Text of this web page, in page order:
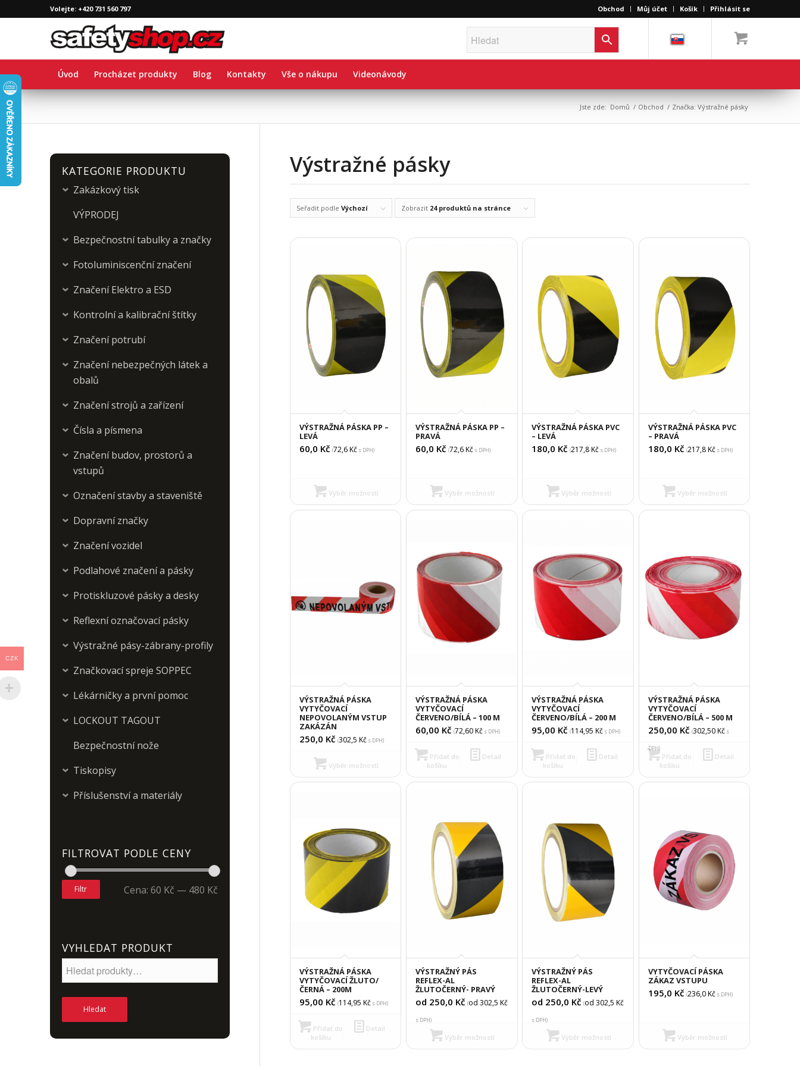
Obchod Můj účet Košík Přihlásit se
Volejte: +420 731 560 797
Úvod Procházet produkty Blog Kontakty Vše o nákupu Videonávody
Jste zde: Domů / Obchod / Značka: Výstražné pásky
Výstražné pásky
Seřadit podle Výchozí Zobrazit 24 produktů na stránce
VÝSTRAŽNÁ PÁSKA PP –
LEVÁ
60,0 Kč (72,6Kčs DPH)
Výběr možností
VÝSTRAŽNÁ PÁSKA PP –
PRAVÁ
60,0 Kč (72,6Kč s DPH)
Výběr možností
VÝSTRAŽNÁ PÁSKA PVC
– LEVÁ
180,0 Kč (217,8Kč s DPH)
Výběr možností
VÝSTRAŽNÁ PÁSKA PVC
– PRAVÁ
180,0 Kč (217,8Kčs DPH)
Výběr možností
VÝSTRAŽNÁ PÁSKA
VYTYČOVACÍ
NEPOVOLANÝM VSTUP
ZAKÁZÁN
250,0 Kč (302,5 Kčs DPH)
Výběr možností
VÝSTRAŽNÁ PÁSKA
VYTYČOVACÍ
ČERVENO/BÍLÁ – 100 M
60,00 Kč (72,60Kč s DPH)
Přidat do
košíku
Detail
VÝSTRAŽNÁ PÁSKA
VYTYČOVACÍ
ČERVENO/BÍLÁ – 200 M
95,00 Kč (114,95Kč s DPH)
Přidat do
košíku
Detail
VÝSTRAŽNÁ PÁSKA
VYTYČOVACÍ
ČERVENO/BÍLÁ – 500 M
250,00 Kč (302,50Kčs
DPH)
Přidat do
košíku
Detail
VÝSTRAŽNÁ PÁSKA
VYTYČOVACÍ ŽLUTO/
ČERNÁ – 200M
95,00 Kč (114,95 Kčs DPH)
Přidat do
košíku
Detail
VÝSTRAŽNÝ PÁS
REFLEX-AL
ŽLUTOČERNÝ- PRAVÝ
od 250,0 Kč (od 302,5 Kč
s DPH)
Výběr možností
VÝSTRAŽNÝ PÁS
REFLEX-AL
ŽLUTOČERNÝ-LEVÝ
od 250,0 Kč (od 302,5 Kč
s DPH)
Výběr možností
VYTYČOVACÍ PÁSKA
ZÁKAZ VSTUPU
195,0 Kč (236,0Kčs DPH)
Výběr možností
KATEGORIE PRODUKTU
›Zakázkový tisk
VÝPRODEJ
›Bezpečnostní tabulky a značky
›Fotoluminiscenční značení
›Značení Elektro a ESD
›Kontrolní a kalibrační štítky
›Značení potrubí
›Značení nebezpečných látek a
obalů
›Značení strojů a zařízení
›Čísla a písmena
›Značení budov, prostorů a
vstupů
›Označení stavby a staveniště
›Dopravní značky
›Značení vozidel
›Podlahové značení a pásky
›Protiskluzové pásky a desky
›Reflexní označovací pásky
›Výstražné pásy-zábrany-profily
›Značkovací spreje SOPPEC
›Lékárničky a první pomoc
›LOCKOUT TAGOUT
Bezpečnostní nože
›Tiskopisy
›Příslušenství a materiály
FILTROVAT PODLE CENY
Filtr Cena: 60 Kč — 480 Kč
VYHLEDAT PRODUKT
Hledat
CZK